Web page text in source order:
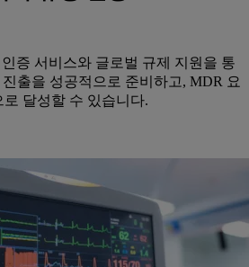
증 서비스와 글로벌 규제 지원을 통
출을 성공적으로 준비하고, MDR 요
달성할 수 있습니다.